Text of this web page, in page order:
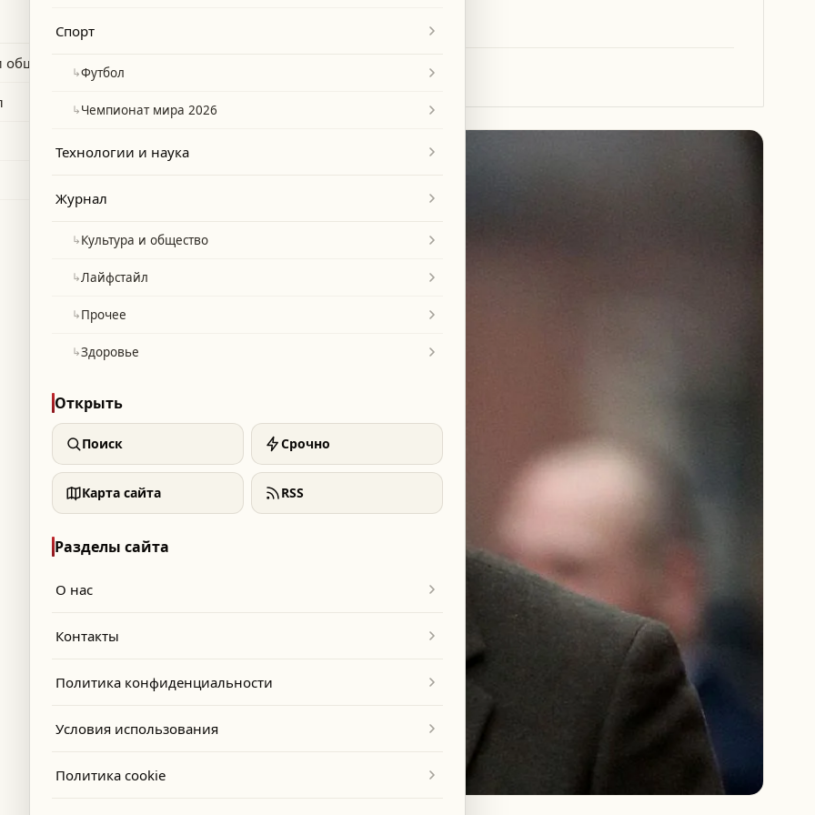
HELLO! Magazine.
Спорт
↳Футбол
↳Чемпионат мира 2026
Технологии и наука
Журнал
↳Культура и общество
↳Лайфстайл
↳Прочее
↳Здоровье
Открыть
Поиск Срочно
Карта сайта RSS
Разделы сайта
О нас
Контакты
Политика конфиденциальности
Условия использования
Политика cookie